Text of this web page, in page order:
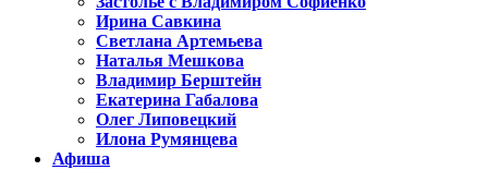
Ирина Савкина
Светлана Артемьева
Наталья Мешкова
Владимир Берштейн
Екатерина Габалова
Олег Липовецкий
Илона Румянцева
Афиша